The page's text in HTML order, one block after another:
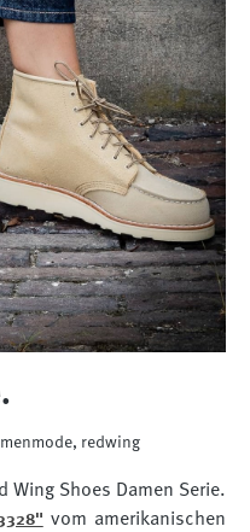
redwing
Wing Shoes Damen Serie.
vom amerikanischen